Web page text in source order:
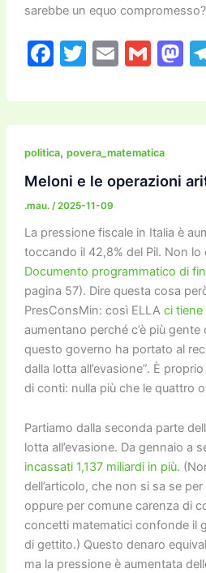
sarebbe un equo compromesso?
F
c
e
b
o
o
k
T
itt
er
E
ai
l
G
ai
l
M
st
o
o
politica, povera_matematica
Meloni e le operazioni
.mau. /2025-11-09
La pressione fiscale in Italia è
toccando il 42,8% del Pil. Non lo
Documento programmatico di
pagina 57). Dire questa cosa
PresConsMin: così ELLA ci tiene
aumentano perché c’è più
questo governo ha portato al
dalla lotta all’evasione”. È
di conti: nulla più che le quattro
Partiamo dalla seconda parte
lotta all’evasione. Da gennaio a
incassati 1,137 miliardi in più.
dell’articolo, che non si sa se
oppure per comune carenza di
concetti matematici confonde il
di gettito.) Questo denaro
ma la pressione è aumentata